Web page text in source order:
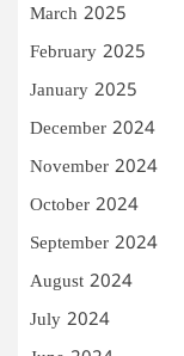
March 2025
February 2025
January 2025
December 2024
November 2024
October 2024
September 2024
August 2024
July 2024